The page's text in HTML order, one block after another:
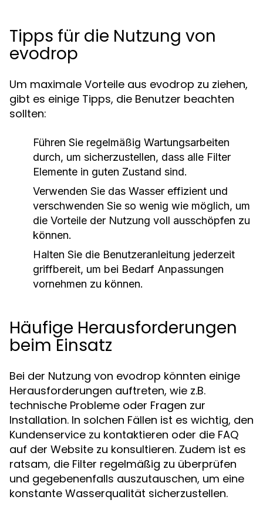
Tipps für die Nutzung von
evodrop
Um maximale Vorteile aus evodrop zu ziehen,
gibt es einige Tipps, die Benutzer beachten
sollten:
Führen Sie regelmäßig Wartungsarbeiten
durch, um sicherzustellen, dass alle Filter
Elemente in guten Zustand sind.
Verwenden Sie das Wasser effizient und
verschwenden Sie so wenig wie möglich, um
die Vorteile der Nutzung voll ausschöpfen zu
können.
Halten Sie die Benutzeranleitung jederzeit
griffbereit, um bei Bedarf Anpassungen
vornehmen zu können.
Häufige Herausforderungen
beim Einsatz
Bei der Nutzung von evodrop könnten einige
Herausforderungen auftreten, wie z.B.
technische Probleme oder Fragen zur
Installation. In solchen Fällen ist es wichtig, den
Kundenservice zu kontaktieren oder die FAQ
auf der Website zu konsultieren. Zudem ist es
ratsam, die Filter regelmäßig zu überprüfen
und gegebenenfalls auszutauschen, um eine
konstante Wasserqualität sicherzustellen.